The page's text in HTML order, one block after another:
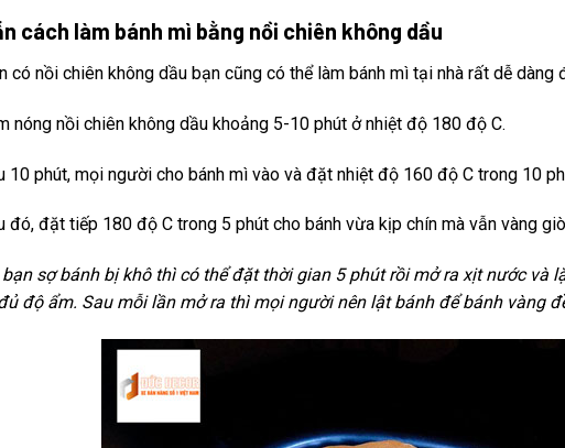
cách làm bánh mì bằng nồi chiên không dầu
có nồi chiên không dầu bạn cũng có thể làm bánh mì tại nhà rất dễ
nóng nồi chiên không dầu khoảng 5-10 phút ở nhiệt độ 180 độ C.
10 phút, mọi người cho bánh mì vào và đặt nhiệt độ 160 độ C trong 10
đó, đặt tiếp 180 độ C trong 5 phút cho bánh vừa kịp chín mà vẫn vàng
sợ bánh bị khô thì có thể đặt thời gian 5 phút rồi mở ra xịt nước và
độ ẩm. Sau mỗi lần mở ra thì mọi người nên lật bánh để bánh vàng